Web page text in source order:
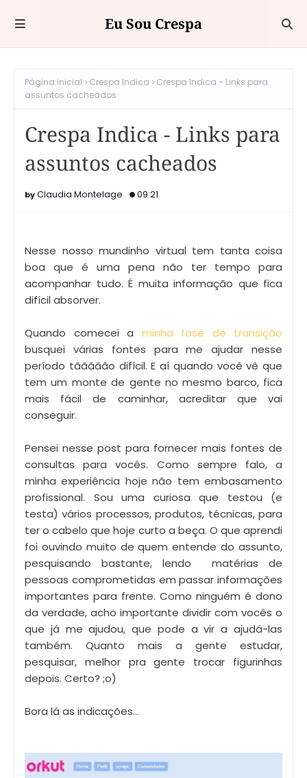
Eu Sou Crespa
Página inicial Crespa Indica
Crespa Indica - Links para
assuntos cacheados
Crespa Indica - Links para
assuntos cacheados
Claudia Montelage 09:21
Nesse nosso mundinho virtual tem tanta coisa
boa que é uma pena não ter tempo para
acompanhar tudo. É muita informação que fica
difícil absorver.
Quando comecei a minha fase de transição
busquei várias fontes para me ajudar nesse
período tããããão difícil. E aí quando você vê que
tem um monte de gente no mesmo barco, fica
mais fácil de caminhar, acreditar que vai
conseguir.
Pensei nesse post para fornecer mais fontes de
consultas para vocês. Como sempre falo, a
minha experiência hoje não tem embasamento
profissional. Sou uma curiosa que testou (e
testa) vários processos, produtos, técnicas, para
ter o cabelo que hoje curto a beça. O que aprendi
foi ouvindo muito de quem entende do assunto,
pesquisando bastante, lendo matérias de
pessoas comprometidas em passar informações
importantes para frente. Como ninguém é dono
da verdade, acho importante dividir com vocês o
que já me ajudou, que pode a vir a ajudá-las
também. Quanto mais a gente estudar,
pesquisar, melhor pra gente trocar figurinhas
depois. Certo? ;o)
Bora lá as indicações...